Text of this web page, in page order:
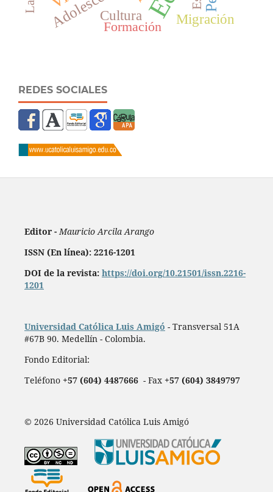
Cultura Migración
Formación
REDES SOCIALES
Editor - Mauricio Arcila Arango
ISSN (En línea): 2216-1201
DOI de la revista: https://doi.org/10.21501/issn.2216-
1201
Universidad Católica Luis Amigó - Transversal 51A
#67B 90. Medellín - Colombia.
Fondo Editorial:
Teléfono +57 (604) 4487666- Fax +57 (604) 3849797
© 2026 Universidad Católica Luis Amigó